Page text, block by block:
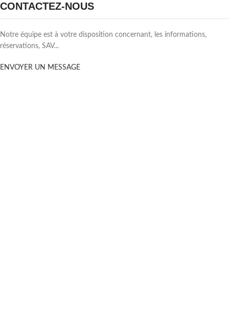
CONTACTEZ-NOUS
Notre équipe est à votre disposition concernant, les informations,
réservations, SAV...
ENVOYER UN MESSAGE